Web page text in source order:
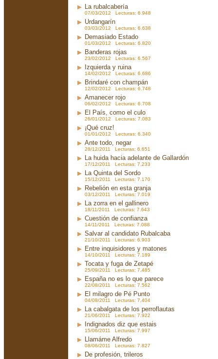
La rubalcabería
07/03/2012 Lecturas: 6.948
Urdangarín
03/03/2012 Lecturas: 6.638
Demasiado Estado
01/03/2012 Lecturas: 6.820
Banderas rojas
23/02/2012 Lecturas: 6.567
Izquierda y ruina
14/02/2012 Lecturas: 6.686
Brindaré con champán
12/02/2012 Lecturas: 6.748
Amanecer rojo
06/02/2012 Lecturas: 6.708
El País, como el culo
26/01/2012 Lecturas: 7.083
¡Qué cruz!
01/01/2012 Lecturas: 6.340
Ante todo, negar
28/12/2011 Lecturas: 6.651
La huida hacia adelante de Gallardón
17/12/2011 Lecturas: 7.233
La Quinta del Sordo
15/12/2011 Lecturas: 7.170
Rebelión en esta granja
03/12/2011 Lecturas: 7.019
La zorra en el gallinero
18/11/2011 Lecturas: 7.643
Cuestión de confianza
14/11/2011 Lecturas: 7.088
Salvar al candidato Rubalcaba
21/10/2011 Lecturas: 6.903
Entre inquisidores y matones
14/10/2011 Lecturas: 7.189
Tocata y fuga de Zetapé
25/09/2011 Lecturas: 7.485
España no es lo que parece
22/08/2011 Lecturas: 7.562
El milagro de Pé Punto
04/08/2011 Lecturas: 7.404
La cabalgata de los perroflautas
21/06/2011 Lecturas: 7.922
Indignados diz que estais
15/06/2011 Lecturas: 7.997
Llamáme Alfredo
08/06/2011 Lecturas: 7.827
De profesión, trileros